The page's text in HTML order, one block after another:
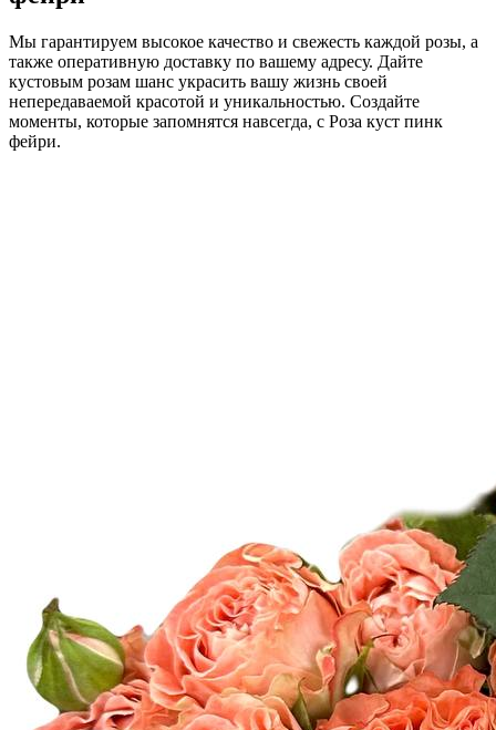
Мы гарантируем высокое качество и свежесть каждой розы, а
также оперативную доставку по вашему адресу. Дайте
кустовым розам шанс украсить вашу жизнь своей
непередаваемой красотой и уникальностью. Создайте
моменты, которые запомнятся навсегда, с Роза куст пинк
фейри.